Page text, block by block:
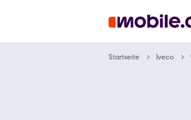
Startseite Iveco